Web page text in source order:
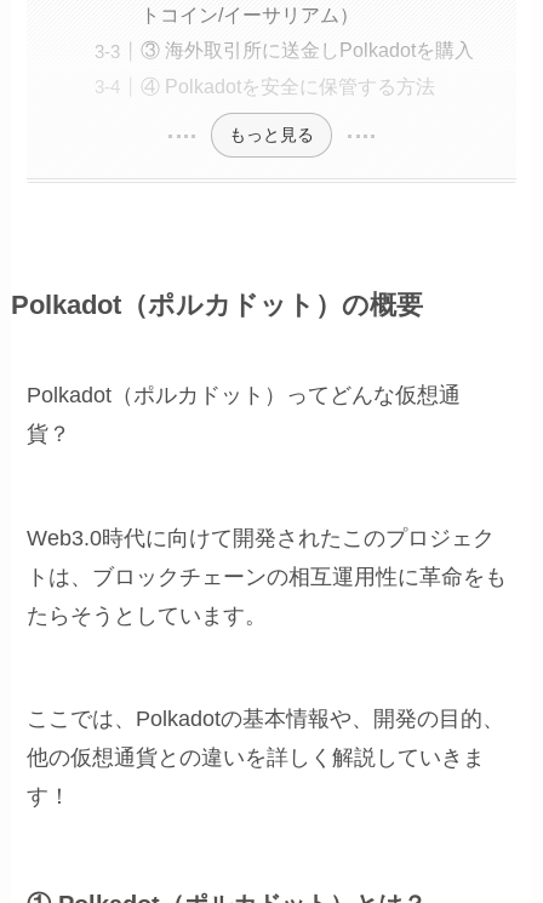
トコイン/イーサリアム）
③ 海外取引所に送金しPolkadotを購入
④ Polkadotを安全に保管する方法
もっと見る
Polkadot（ポルカドット）の概要
Polkadot（ポルカドット）ってどんな仮想通
貨？
Web3.0時代に向けて開発されたこのプロジェク
トは、ブロックチェーンの相互運用性に革命をも
たらそうとしています。
ここでは、Polkadotの基本情報や、開発の目的、
他の仮想通貨との違いを詳しく解説していきま
す！